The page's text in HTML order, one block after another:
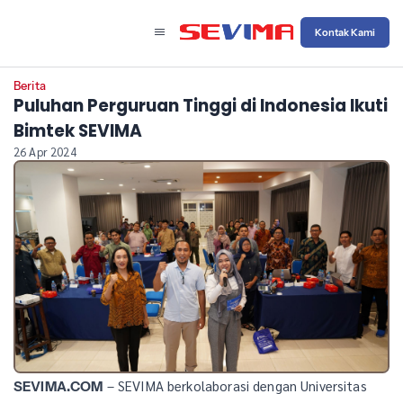
Kontak Kami
Berita
Puluhan Perguruan Tinggi di Indonesia Ikuti
Bimtek SEVIMA
26 Apr 2024
SEVIMA.COM – SEVIMA berkolaborasi dengan Universitas